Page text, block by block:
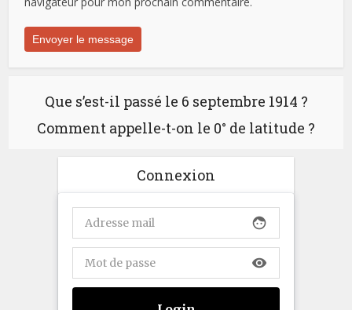
Que s’est-il passé le 6 septembre 1914 ?
Comment appelle-t-on le 0° de latitude ?
Connexion
face
visibility